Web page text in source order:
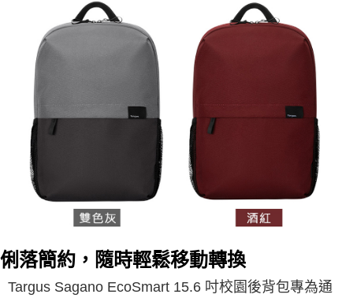
俐落簡約，隨時輕鬆移動轉換
Targus Sagano EcoSmart 15.6 吋校園後背包專為通